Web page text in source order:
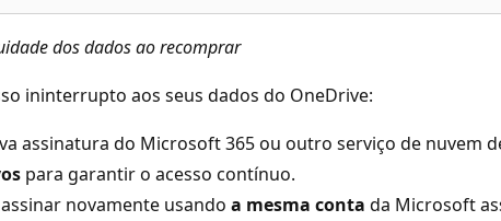
dos dados ao recomprar
ininterrupto aos seus dados do OneDrive:
assinatura do Microsoft 365 ou outro serviço de nuvem
para garantir o acesso contínuo.
novamente usando a mesma conta da Microsoft